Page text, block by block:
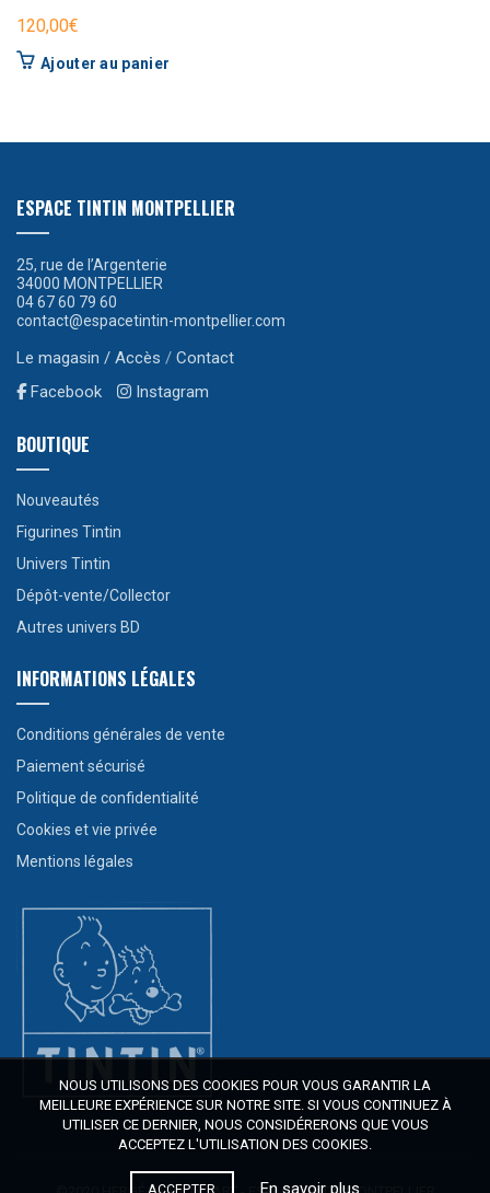
120,00€
Ajouter au panier
ESPACE TINTIN MONTPELLIER
25, rue de l’Argenterie
34000 MONTPELLIER
04 67 60 79 60
contact@espacetintin-montpellier.com
Le magasin / Accès / Contact
Facebook
Instagram
BOUTIQUE
Nouveautés
Figurines Tintin
Univers Tintin
Dépôt-vente/Collector
Autres univers BD
INFORMATIONS LÉGALES
Conditions générales de vente
Paiement sécurisé
Politique de confidentialité
Cookies et vie privée
Mentions légales
NOUS UTILISONS DES COOKIES POUR VOUS GARANTIR LA
MEILLEURE EXPÉRIENCE SUR NOTRE SITE. SI VOUS CONTINUEZ À
UTILISER CE DERNIER, NOUS CONSIDÉRERONS QUE VOUS
ACCEPTEZ L'UTILISATION DES COOKIES.
ACCEPTER En savoir plus